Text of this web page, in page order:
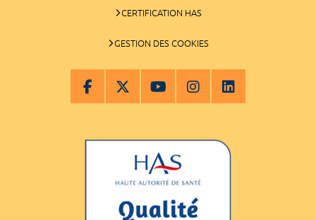
CERTIFICATION HAS
GESTION DES COOKIES